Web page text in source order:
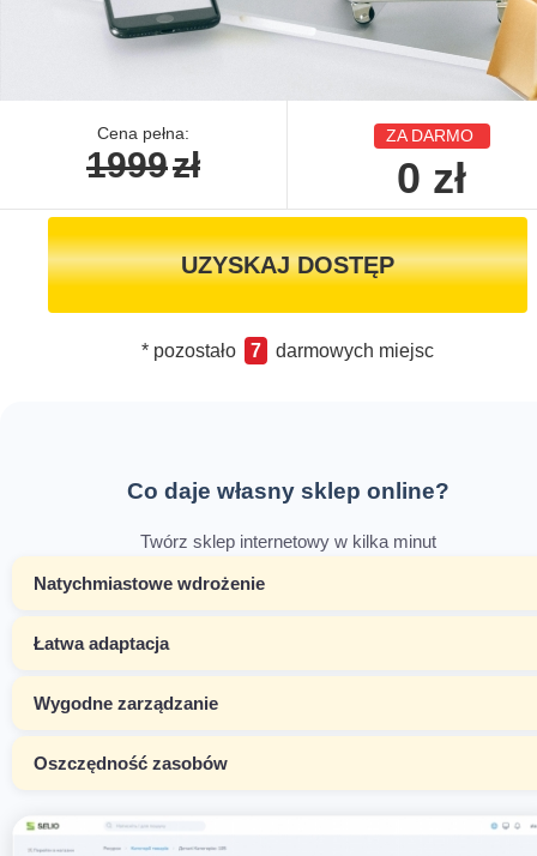
Cena pełna:
1999zł
ZA DARMO
0 zł
UZYSKAJ DOSTĘP
* pozostało 7 darmowych miejsc
Co daje własny sklep online?
Twórz sklep internetowy w kilka minut
Natychmiastowe wdrożenie
Łatwa adaptacja
Wygodne zarządzanie
Oszczędność zasobów